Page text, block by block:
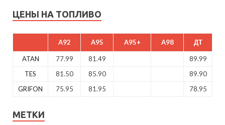
ЦЕНЫ НА ТОПЛИВО
A92 A95 A95+ A98 ДТ
ATAN 77.99 81.49
89.99
TES
81.50 85.90
89.90
GRIFON
75.95 81.95 78.95
МЕТКИ